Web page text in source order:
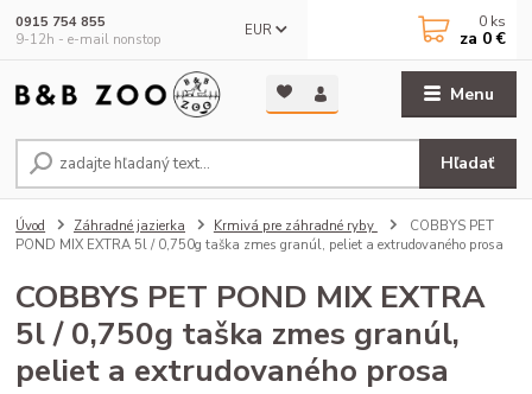
Menu
EUR
Hľadať
0915 754 855
9-12h - e-mail nonstop
0 ks
za 0 €
Úvod Záhradné jazierka Krmivá pre záhradné ryby
COBBYS PET
POND MIX EXTRA 5l / 0,750g taška zmes granúl, peliet a extrudovaného prosa
COBBYS PET POND MIX EXTRA
5l / 0,750g taška zmes granúl,
peliet a extrudovaného prosa